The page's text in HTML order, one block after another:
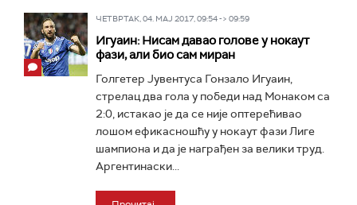
ЧЕТВРТАК, 04. МАЈ 2017, 09:54 -> 09:59
Игуаин: Нисам давао голове у нокаут
фази, али био сам миран
Голгетер Јувентуса Гонзало Игуаин,
стрелац два гола у победи над Монаком са
2:0, истакао је да се није оптерећивао
лошом ефикасношћу у нокаут фази Лиге
шампиона и да је награђен за велики труд.
Аргентинаски...